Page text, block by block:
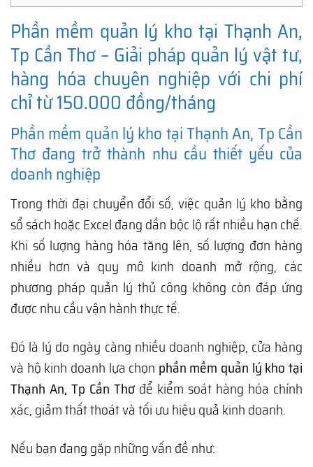
Phần mềm quản lý kho tại Thạnh An,
Tp Cần Thơ – Giải pháp quản lý vật tư,
hàng hóa chuyên nghiệp với chi phí
chỉ từ 150.000 đồng/tháng
Phần mềm quản lý kho tại Thạnh An, Tp Cần
Thơ đang trở thành nhu cầu thiết yếu của
doanh nghiệp
Trong thời đại chuyển đổi số, việc quản lý kho bằng
sổ sách hoặc Excel đang dần bộc lộ rất nhiều hạn chế.
Khi số lượng hàng hóa tăng lên, số lượng đơn hàng
nhiều hơn và quy mô kinh doanh mở rộng, các
phương pháp quản lý thủ công không còn đáp ứng
được nhu cầu vận hành thực tế.
Đó là lý do ngày càng nhiều doanh nghiệp, cửa hàng
và hộ kinh doanh lựa chọn phần mềm quản lý kho tại
Thạnh An, Tp Cần Thơ để kiểm soát hàng hóa chính
xác, giảm thất thoát và tối ưu hiệu quả kinh doanh.
Nếu bạn đang gặp những vấn đề như: